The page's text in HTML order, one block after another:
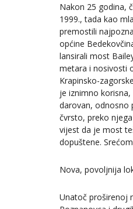
Nakon 25 godina,
1999., tada kao
premostili
općine
lansirali most
metara i nosivosti
Krapinsko-
je iznimno
darovan, odnosno
čvrsto, preko
vijest da je most
dopuštene.
Nova, povoljnija
Unatoč proširenoj